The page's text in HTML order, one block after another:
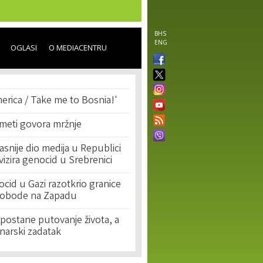
BHS
ENG
OGLASI O MEDIACENTRU
/ Take me to Bosnia!'
govora mržnje
dio medija u Republici
genocid u Srebrenici
u Gazi razotkrio granice
na Zapadu
putovanje života, a
zadatak